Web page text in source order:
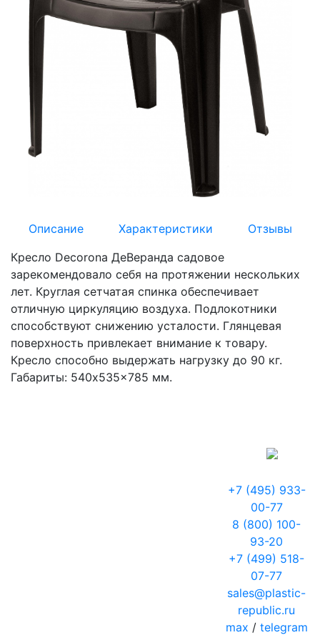
Описание Характеристики
Отзывы
Кресло Decorona ДеВеранда садовое
зарекомендовало себя на протяжении нескольких
лет. Круглая сетчатая спинка обеспечивает
отличную циркуляцию воздуха. Подлокотники
способствуют снижению усталости. Глянцевая
поверхность привлекает внимание к товару.
Кресло способно выдержать нагрузку до 90 кг.
Габариты: 540x535x785 мм.
+7 (495) 933-
00-77
8 (800) 100-
93-20
+7 (499) 518-
07-77
sales@plastic-
republic.ru
max / telegram